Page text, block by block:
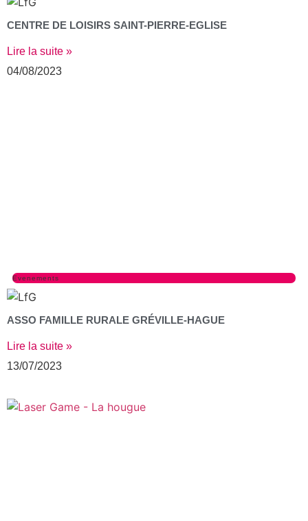
CENTRE DE LOISIRS SAINT-PIERRE-EGLISE
Lire la suite »
04/08/2023
Evenements
ASSO FAMILLE RURALE GRÉVILLE-HAGUE
Lire la suite »
13/07/2023